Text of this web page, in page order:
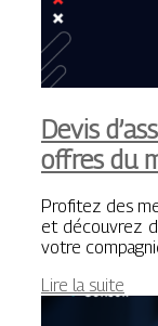
Devis
offres du
Profitez des
et découvrez
votre
Lire la suite